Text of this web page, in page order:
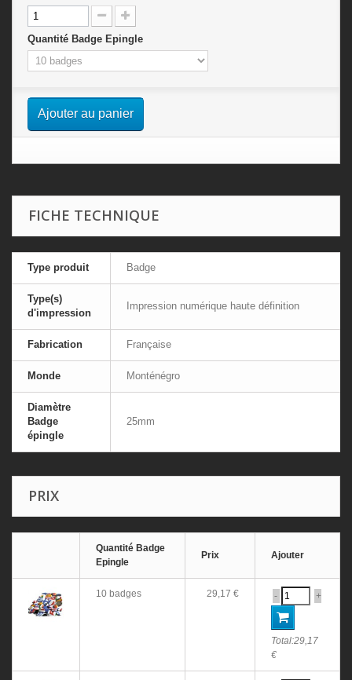
Quantité Badge Epingle
Ajouter au panier
FICHE TECHNIQUE
Type produit Badge
Type(s)
d'impression
Impression numérique haute définition
Fabrication Française
Monde Monténégro
Diamètre
Badge
épingle
25mm
PRIX
Quantité Badge
Epingle
Prix Ajouter
10 badges 29,17 € - +
Total:29,17
€